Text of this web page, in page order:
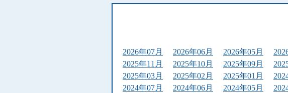
2026年07月 2026年06月 2026年05月
2025年11月
2025年10月 2025年09月
2025年03月
2025年02月 2025年01月
2024年07月
2024年06月 2024年05月